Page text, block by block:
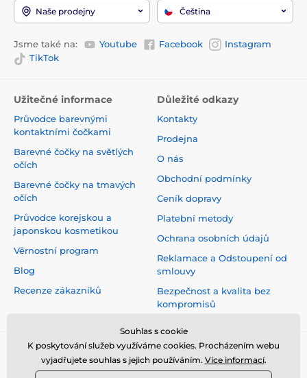
Naše prodejny Čeština
Jsme také na: Youtube Facebook
Instagram
TikTok
Užitečné informace
Průvodce barevnými
kontaktními čočkami
Barevné čočky na světlých
očích
Barevné čočky na tmavých
očích
Průvodce korejskou a
japonskou kosmetikou
Věrnostní program
Blog
Recenze zákazníků
Důležité odkazy
Kontakty
Prodejna
O nás
Obchodní podmínky
Ceník dopravy
Platební metody
Ochrana osobních údajů
Reklamace a Odstoupení od
smlouvy
Bezpečnost a kvalita bez
kompromisů
Souhlas s cookie
K poskytování služeb využíváme cookies. Procházením webu
vyjadřujete souhlas s jejich používáním. Více informací.